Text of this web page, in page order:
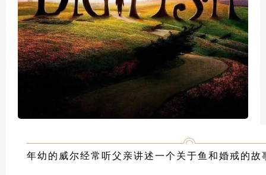
年幼的威尔经常听父亲讲述一个关于鱼和婚戒的故